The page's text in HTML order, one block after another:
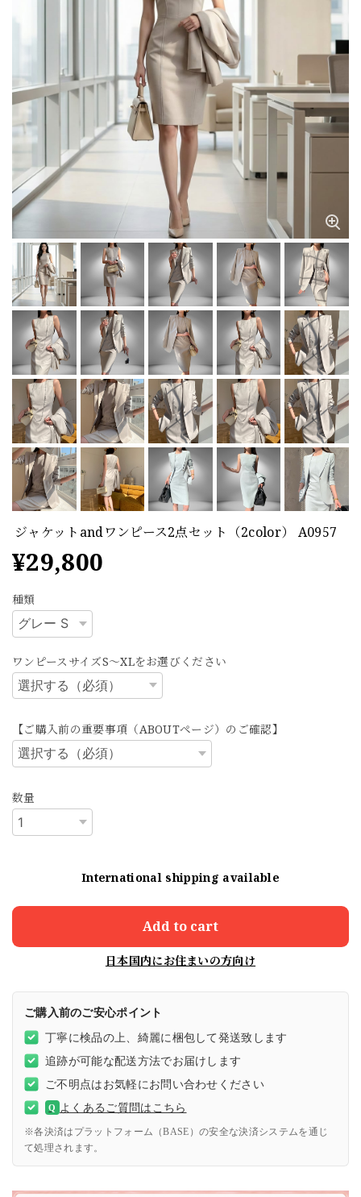
ジャケットandワンピース2点セット（2color） A0957
¥29,800
種類
ワンピースサイズS～XLをお選びください
【ご購入前の重要事項（ABOUTページ）のご確認】
数量
International shipping available
Add to cart
日本国内にお住まいの方向け
ご購入前のご安心ポイント
丁寧に検品の上、綺麗に梱包して発送致します
追跡が可能な配送方法でお届けします
ご不明点はお気軽にお問い合わせください
Q よくあるご質問はこちら
※各決済はプラットフォーム（BASE）の安全な決済システムを通じ
て処理されます。